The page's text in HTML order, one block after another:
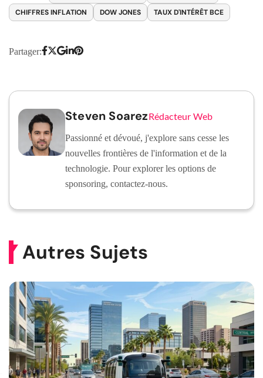
CHIFFRES INFLATION DOW JONES TAUX D'INTÉRÊT BCE
Partager:
Steven SoarezRédacteur Web
Passionné et dévoué, j'explore sans cesse les
nouvelles frontières de l'information et de la
technologie. Pour explorer les options de
sponsoring, contactez-nous.
Autres Sujets